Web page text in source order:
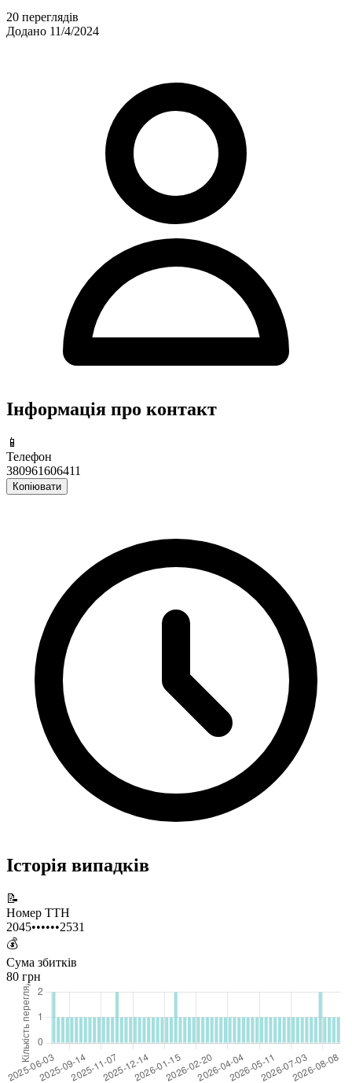
20 переглядів
Додано 11/4/2024
Інформація про контакт
📱
Телефон
380961606411
Копіювати
Історія випадків
📝
Номер ТТН
2045••••••2531
💰
Сума збитків
80 грн